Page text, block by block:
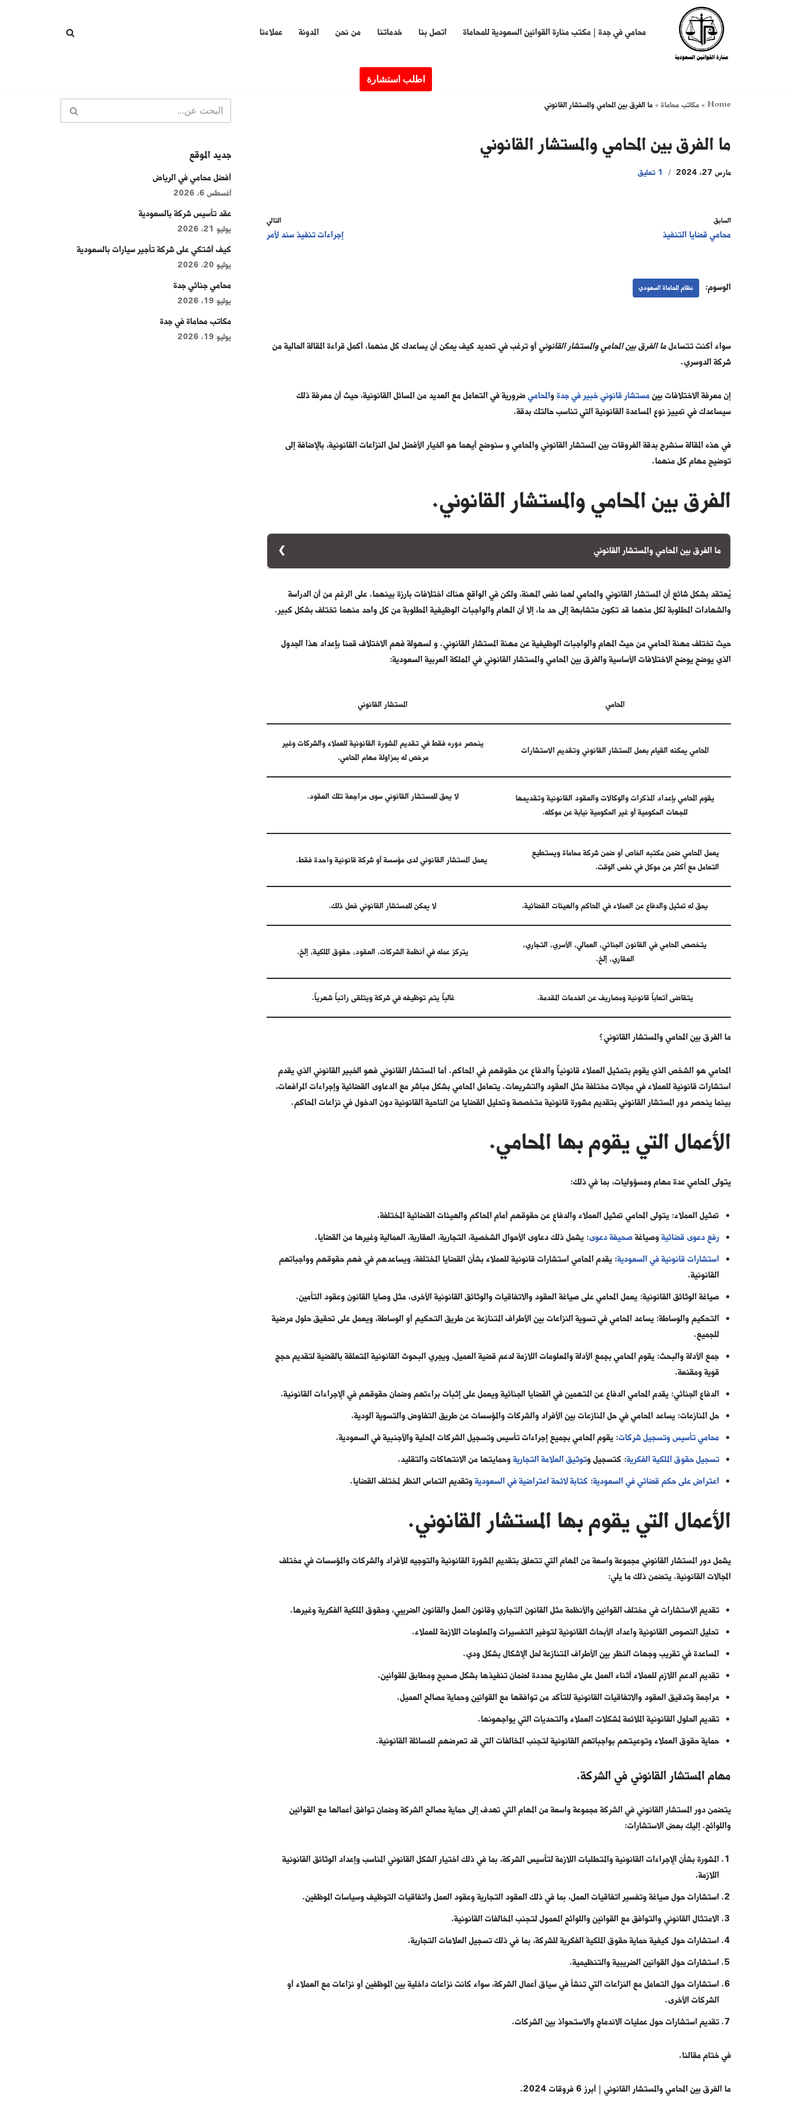
محامي في جدة | مكتب منارة القوانين السعودية للمحاماة اتصل بنا خدماتنا من نحن المدونة عملاءنا
اطلب استشارة
Home
»مكاتب محاماة »ما الفرق بين المحامي والمستشار القانوني
ما الفرق بين المحامي والمستشار القانوني
مارس 27, 2024 1 تعليق
السابق
محامي قضايا التنفيذ
التالي
إجراءات تنفيذ سند لأمر
الوسوم: نظام المحاماة السعودي
سواء أكنت تتساءلما الفرق بين المحامي والمستشار القانونيأو ترغب في تحديد كيف يمكن أن يساعدك كل منهما، أكمل قراءة المقالة الحالية من
شركة الدوسري.
إن معرفة الاختلافات بينمستشار قانوني خبير في جدةوالمحاميضرورية في التعامل مع العديد من المسائل القانونية، حيث أن معرفة ذلك
سيساعدك في تمييز نوع المساعدة القانونية التي تناسب حالتك بدقة.
في هذه المقالة سنشرح بدقة الفروقات بين المستشار القانوني والمحامي و سنوضح أيهما هو الخيار الأفضل لحل النزاعات القانونية، بالإضافة إلى
توضيح مهام كل منهما.
الفرق بين المحامي والمستشار القانوني.
ما الفرق بين المحامي والمستشار القانوني
يقدم استشارات قانونية للعملاء في مجالات مختلفة مثل العقود والتشريعات. يتعامل المحامي بشكل مباشر مع الدعاوى القضائية وإجراءات
المرافعات، بينما ينحصر دور المستشار القانوني بتقديم مشورة قانونية متخصصة وتحليل القضايا من الناحية القانونية دون الدخول في
يُعتقد بشكل شائع أن المستشار القانوني والمحامي لهما نفس المهنة، ولكن في الواقع هناك اختلافات بارزة بينهما. على الرغم من أن الدراسة
والشهادات المطلوبة لكل منهما قد تكون متشابهة إلى حد ما، إلا أن المهام والواجبات الوظيفية المطلوبة من كل واحد منهما تختلف بشكل كبير.
حيث تختلف مهنة المحامي من حيث المهام والواجبات الوظيفية عن مهنة المستشار القانوني. و لسهولة فهم الاختلاف قمنا بإعداد هذا الجدول
الذي يوضح يوضح الاختلافات الأساسية والفرق بين المحامي والمستشار القانوني في المملكة العربية السعودية:
المحامي المستشار القانوني
المحامي يمكنه القيام بعمل المستشار القانوني وتقديم الاستشارات
ينحصر دوره فقط في تقديم المشورة القانونية للعملاء والشركات وغير
مرخص له بمزاولة مهام المحامي.
يقوم المحامي بإعداد المذكرات والوكالات والعقود القانونية وتقديمها
للجهات الحكومية أو غير الحكومية نيابة عن موكله.
لا يحق للمستشار القانوني سوى مراجعة تلك العقود.
يعمل المحامي ضمن مكتبه الخاص أو ضمن شركة محاماة ويستطيع
التعامل مع أكثر من موكل في نفس الوقت.
يعمل المستشار القانوني لدى مؤسسة أو شركة قانونية واحدة فقط.
يحق له تمثيل والدفاع عن العملاء في المحاكم والهيئات القضائية. لا يمكن للمستشار القانوني فعل ذلك.
يتخصص المحامي في القانون الجنائي، العمالي، الأسري، التجاري،
العقاري، إلخ.
يتركز عمله في أنظمة الشركات، العقود، حقوق الملكية، إلخ.
يتقاضى أتعاباً قانونية ومصاريف عن الخدمات المقدمة. غالباً يتم توظيفه في شركة ويتلقى راتباً شهرياً.
ما الفرق بين المحامي والمستشار القانوني؟
المحامي هو الشخص الذي يقوم بتمثيل العملاء قانونياً والدفاع عن حقوقهم في المحاكم. أما المستشار القانوني فهو الخبير القانوني الذي يقدم
استشارات قانونية للعملاء في مجالات مختلفة مثل العقود والتشريعات. يتعامل المحامي بشكل مباشر مع الدعاوى القضائية وإجراءات المرافعات،
بينما ينحصر دور المستشار القانوني بتقديم مشورة قانونية متخصصة وتحليل القضايا من الناحية القانونية دون الدخول في نزاعات المحاكم.
الأعمال التي يقوم بها المحامي.
يتولى المحامي عدة مهام ومسؤوليات، بما في ذلك:
تمثيل العملاء: يتولى المحامي تمثيل العملاء والدفاع عن حقوقهم أمام المحاكم والهيئات القضائية المختلفة.
رفع دعوى قضائيةوصياغةصحيفة دعوى: يشمل ذلك دعاوى الأحوال الشخصية، التجارية، العقارية، العمالية وغيرها من القضايا.
استشارات قانونية في السعودية: يقدم المحامي استشارات قانونية للعملاء بشأن القضايا المختلفة، ويساعدهم في فهم حقوقهم وواجباتهم
القانونية.
صياغة الوثائق القانونية: يعمل المحامي على صياغة العقود والاتفاقيات والوثائق القانونية الأخرى، مثل وصايا القانون وعقود التأمين.
التحكيم والوساطة: يساعد المحامي في تسوية النزاعات بين الأطراف المتنازعة عن طريق التحكيم أو الوساطة، ويعمل على تحقيق حلول مرضية
للجميع.
جمع الأدلة والبحث: يقوم المحامي بجمع الأدلة والمعلومات اللازمة لدعم قضية العميل، ويجري البحوث القانونية المتعلقة بالقضية لتقديم حجج
قوية ومقنعة.
الدفاع الجنائي: يقدم المحامي الدفاع عن المتهمين في القضايا الجنائية ويعمل على إثبات براءتهم وضمان حقوقهم في الإجراءات القانونية.
حل المنازعات: يساعد المحامي في حل المنازعات بين الأفراد والشركات والمؤسسات عن طريق التفاوض والتسوية الودية.
محامي تأسيس وتسجيل شركات: يقوم المحامي بجميع إجراءات تأسيس وتسجيل الشركات المحلية والأجنبية في السعودية.
تسجيل حقوق الملكية الفكرية: كتسجيل وتوثيق العلامة التجاريةوحمايتها من الانتهاكات والتقليد.
اعتراض على حكم قضائي في السعودية: كتابة لائحة اعتراضية في السعوديةوتقديم التماس النظر لمختلف القضايا.
الأعمال التي يقوم بها المستشار القانوني.
يشمل دور المستشار القانوني مجموعة واسعة من المهام التي تتعلق بتقديم المشورة القانونية والتوجيه للأفراد والشركات والمؤسسات في مختلف
المجالات القانونية. يتضمن ذلك ما يلي:
تقديم الاستشارات في مختلف القوانين والأنظمة مثل القانون التجاري وقانون العمل والقانون الضريبي، وحقوق الملكية الفكرية وغيرها.
تحليل النصوص القانونية واعداد الأبحاث القانونية لتوفير التفسيرات والمعلومات اللازمة للعملاء.
المساعدة في تقريب وجهات النظر بين الأطراف المتنازعة لحل الإشكال بشكل ودي.
تقديم الدعم اللازم للعملاء أثناء العمل على مشاريع محددة لضمان تنفيذها بشكل صحيح ومطابق للقوانين.
مراجعة وتدقيق العقود والاتفاقيات القانونية للتأكد من توافقها مع القوانين وحماية مصالح العميل.
تقديم الحلول القانونية الملائمة لمشكلات العملاء والتحديات التي يواجهونها.
حماية حقوق العملاء وتوعيتهم بواجباتهم القانونية لتجنب المخالفات التي قد تعرضهم للمسائلة القانونية.
مهام المستشار القانوني في الشركة.
يتضمن دور المستشار القانوني في الشركة مجموعة واسعة من المهام التي تهدف إلى حماية مصالح الشركة وضمان توافق أعمالها مع القوانين
واللوائح. إليك بعض الاستشارات:
المشورة بشأن الإجراءات القانونية والمتطلبات اللازمة لتأسيس الشركة، بما في ذلك اختيار الشكل القانوني المناسب وإعداد الوثائق القانونية
اللازمة.
استشارات حول صياغة وتفسير اتفاقيات العمل، بما في ذلك العقود التجارية وعقود العمل واتفاقيات التوظيف وسياسات الموظفين.
الامتثال القانوني والتوافق مع القوانين واللوائح المعمول لتجنب المخالفات القانونية.
استشارات حول كيفية حماية حقوق الملكية الفكرية للشركة، بما في ذلك تسجيل العلامات التجارية.
استشارات حول القوانين الضريبية والتنظيمية.
استشارات حول التعامل مع النزاعات التي تنشأ في سياق أعمال الشركة، سواء كانت نزاعات داخلية بين الموظفين أو نزاعات مع العملاء أو
الشركات الأخرى.
تقديم استشارات حول عمليات الاندماج والاستحواذ بين الشركات.
في ختام مقالنا.
ما الفرق بين المحامي والمستشار القانوني | أبرز 6 فروقات 2024.
جديد الموقع
أفضل محامي في الرياض
أغسطس 6, 2026
عقد تأسيس شركة بالسعودية
يوليو 21, 2026
كيف أشتكي على شركة تأجير سيارات بالسعودية
يوليو 20, 2026
محامي جنائي جدة
يوليو 19, 2026
مكاتب محاماة في جدة
يوليو 19, 2026